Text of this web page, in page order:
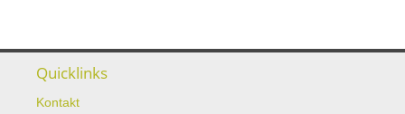
Quicklinks
Kontakt